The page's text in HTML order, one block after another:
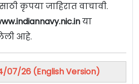
कृपया जाहिरात वाचावी.
या
आहे.
07/26 (English Version)